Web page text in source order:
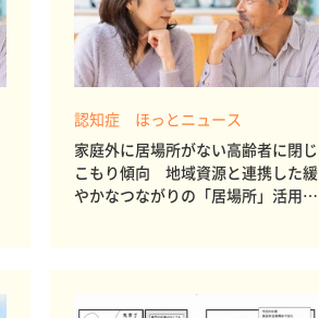
認知症 ほっとニュース
家庭外に居場所がない高齢者に閉じ
こもり傾向 地域資源と連携した緩
やかなつながりの「居場所」活用が